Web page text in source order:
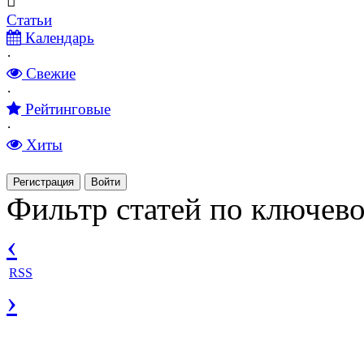
Статьи
Календарь
·
Свежие
·
Рейтинговые
·
Хиты
Регистрация Войти
Фильтр статей по
‹
RSS
›